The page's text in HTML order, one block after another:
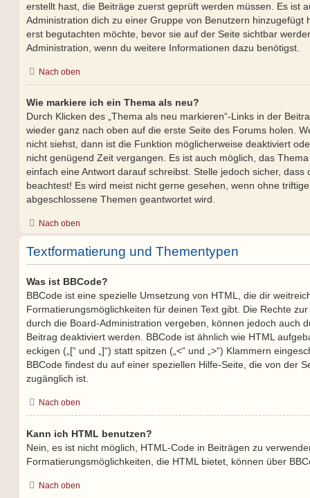
erstellt hast, die Beiträge zuerst geprüft werden müssen. Es ist
Administration dich zu einer Gruppe von Benutzern hinzugefügt
erst begutachten möchte, bevor sie auf der Seite sichtbar
Administration, wenn du weitere Informationen dazu benötigst.
Nach oben
Wie markiere ich ein Thema als neu?
Durch Klicken des „Thema als neu markieren“-Links in der
wieder ganz nach oben auf die erste Seite des Forums holen.
nicht siehst, dann ist die Funktion möglicherweise deaktiviert
nicht genügend Zeit vergangen. Es ist auch möglich, das
einfach eine Antwort darauf schreibst. Stelle jedoch sicher, dass
beachtest! Es wird meist nicht gerne gesehen, wenn ohne
abgeschlossene Themen geantwortet wird.
Nach oben
Textformatierung und Thementypen
Was ist BBCode?
BBCode ist eine spezielle Umsetzung von HTML, die dir
Formatierungsmöglichkeiten für deinen Text gibt. Die Rechte
durch die Board-Administration vergeben, können jedoch auch
Beitrag deaktiviert werden. BBCode ist ähnlich wie HTML
eckigen („[“ und „]“) statt spitzen („<“ und „>“) Klammern
BBCode findest du auf einer speziellen Hilfe-Seite, die von der
zugänglich ist.
Nach oben
Kann ich HTML benutzen?
Nein, es ist nicht möglich, HTML-Code in Beiträgen zu
Formatierungsmöglichkeiten, die HTML bietet, können über
Nach oben